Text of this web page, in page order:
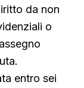
da non
o
entro sei